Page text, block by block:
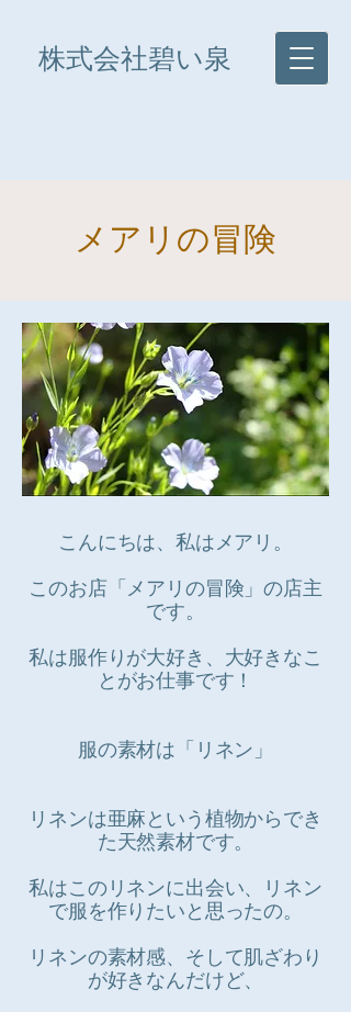
株式会社碧い泉
メアリの冒険
こんにちは、私はメアリ。
このお店「メアリの冒険」の店主
です。
私は服作りが大好き、大好きなこ
とがお仕事です！
服の素材は「リネン」
リネンは亜麻という植物からでき
た天然素材です。
私はこのリネンに出会い、リネン
で服を作りたいと思ったの。
リネンの素材感、そして肌ざわり
が好きなんだけど、